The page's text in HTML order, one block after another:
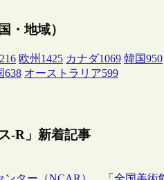
・地域）
欧州 1425 カナダ1069 韓国950
638 オーストラリア599
-R」新着記事